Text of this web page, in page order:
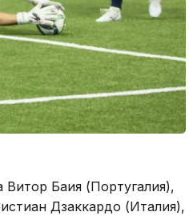
Витор Баия (Португалия),
Дзаккардо (Италия),